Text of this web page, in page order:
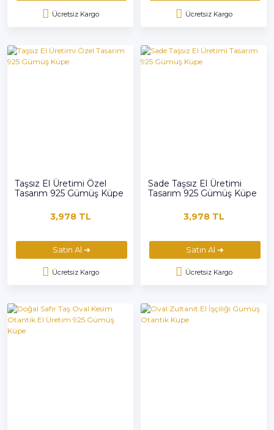
Ücretsiz Kargo Ücretsiz Kargo
Taşsız El Üretimi Özel
Tasarım 925 Gümüş Küpe
3,978 TL
Satın Al ➜
Ücretsiz Kargo
Sade Taşsız El Üretimi
Tasarım 925 Gümüş Küpe
3,978 TL
Satın Al ➜
Ücretsiz Kargo